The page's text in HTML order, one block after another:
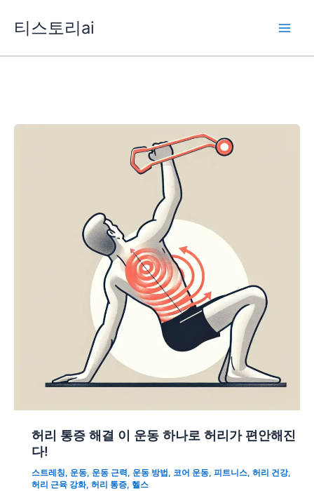
티스토리ai
허리 통증 해결 이 운동 하나로 허리가 편안해진
다!
스트레칭, 운동, 운동 근력 , 운동 방법 , 코어 운동, 피트니스, 허리 건강,
허리 근육 강화, 허리 통증, 헬스